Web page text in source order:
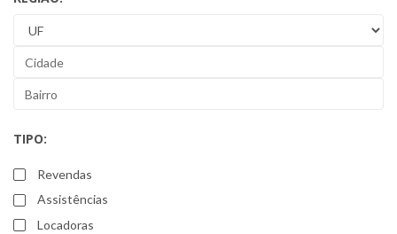
TIPO:
Revendas
Assistências
Locadoras